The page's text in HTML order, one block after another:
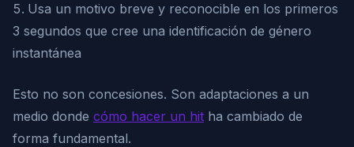
Usa un motivo breve y reconocible en los primeros
3 segundos que cree una identificación de género
instantánea
Esto no son concesiones. Son adaptaciones a un
medio donde cómo hacer un hit ha cambiado de
forma fundamental.